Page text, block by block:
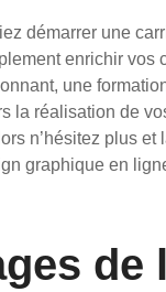
démarrer une
enrichir vos
une
la réalisation de
n’hésitez plus et
graphique en
de